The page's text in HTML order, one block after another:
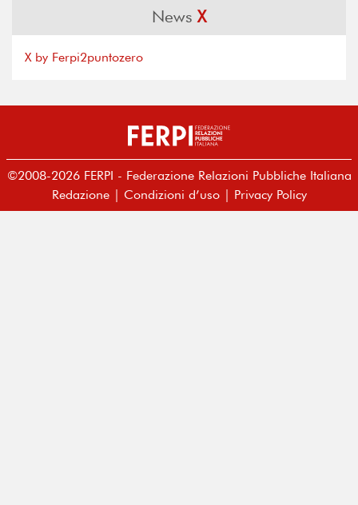
NewsX
X by Ferpi2puntozero
©2008-2026 FERPI - Federazione Relazioni Pubbliche Italiana
Redazione| Condizioni d’uso| Privacy Policy